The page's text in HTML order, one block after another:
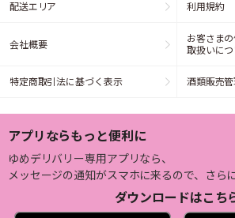
配送エリア 利用規約
会社概要
お客さま
取扱いにつ
特定商取引法に基づく表示 酒類販売
アプリならもっと便利に
ゆめデリバリー専用アプリなら、
メッセージの通知がスマホに来るので、さらに
ダウンロードはこち